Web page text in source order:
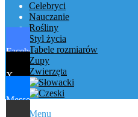
Celebryci
Nauczanie
Rośliny
Styl życia
Tabele rozmiarów
Zupy
Zwierzęta
Menu
Facebook
X
Messenger